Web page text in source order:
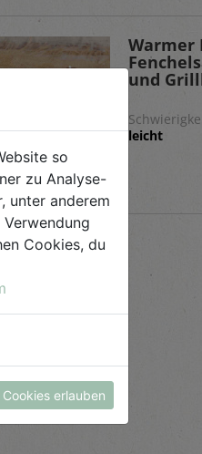
Warmer
und
leicht
so
zu Analyse-
unter anderem
Cookies, du
Cookies erlauben